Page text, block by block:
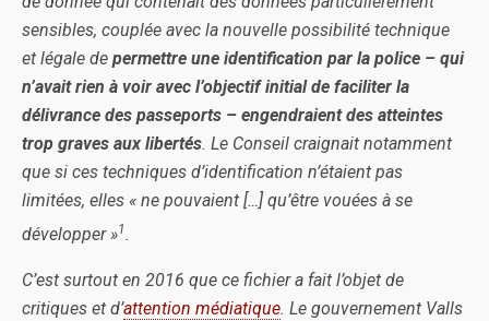
sensibles, couplée avec la nouvelle possibilité technique
et légale de permettre une identification par la police – qui
n’avait rien à voir avec l’objectif initial de faciliter la
délivrance des passeports – engendraient des atteintes
trop graves aux libertés. Le Conseil craignait notamment
que si ces techniques d’identification n’étaient pas
limitées, elles « ne pouvaient […] qu’être vouées à se
développer »1.
C’est surtout en 2016 que ce fichier a fait l’objet de
critiques et d’attention médiatique. Le gouvernement Valls